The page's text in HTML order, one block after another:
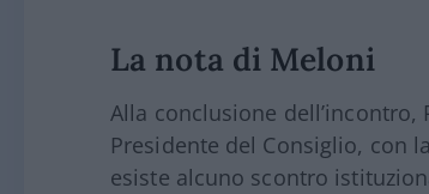
La nota di Meloni
Alla conclusione dell’incontro,
Presidente del Consiglio, con
esiste alcuno scontro